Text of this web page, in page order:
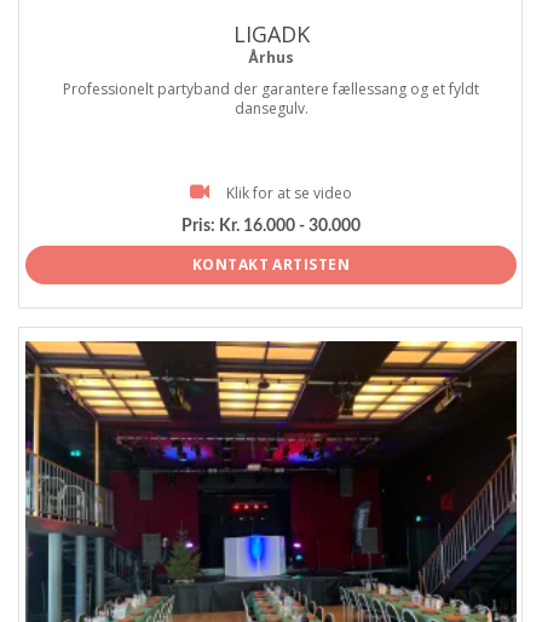
LIGADK
Århus
Professionelt partyband der garantere fællessang og et fyldt
dansegulv.
Klik for at se video
Pris: Kr. 16.000 - 30.000
KONTAKT ARTISTEN